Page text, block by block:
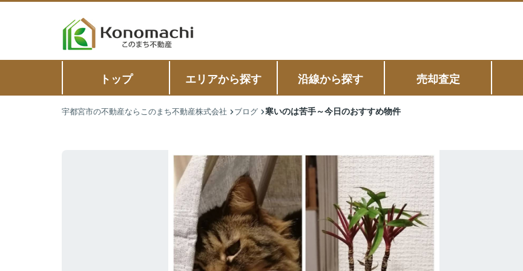
トップ エリアから探す 沿線から探す 売却査定
宇都宮市の不動産ならこのまち不動産株式会社 ブログ 寒いのは苦手～今日のおすすめ物件